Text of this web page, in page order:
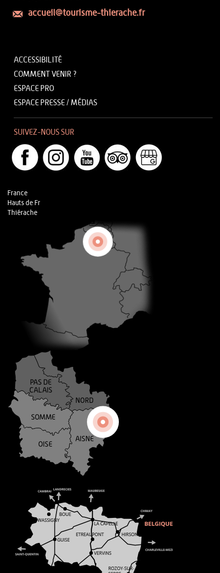
accueil@tourisme-thierache.fr
ACCESSIBILITÉ
COMMENT VENIR ?
ESPACE PRO
ESPACE PRESSE / MÉDIAS
SUIVEZ-NOUS SUR
France
Hauts de Fr
Thiérache